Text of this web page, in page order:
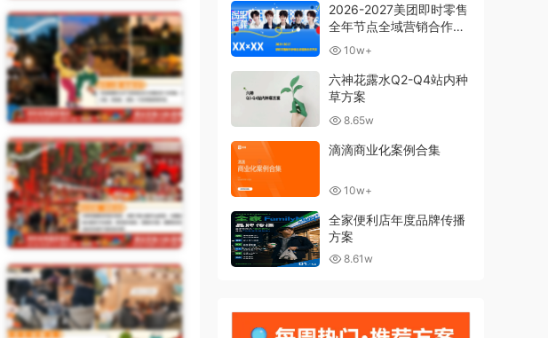
2026-2027美团即时零售
全年节点全域营销合作方
案 10w+
六神花露水Q2-Q4站内种
草方案
8.65w
滴滴商业化案例合集
10w+
全家便利店年度品牌传播
方案
8.61w